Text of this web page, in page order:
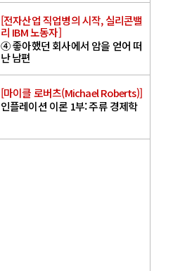
[전자산업 직업병의 시작, 실리콘밸
리 IBM 노동자]
④ 좋아했던 회사에서 암을 얻어 떠
난 남편
[마이클 로버츠(Michael Roberts)]
인플레이션 이론 1부: 주류 경제학